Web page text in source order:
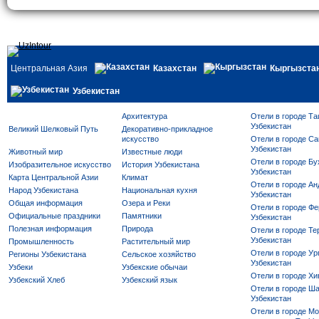
Центральная Азия Казахстан
Узбекистан
Архитектура
Великий Шелковый Путь
Декоративно-прикладное
искусство
Животный мир
Известные люди
Изобразительное искусство
История Узбекистана
Карта Центральной Азии
Климат
Народ Узбекистана
Национальная кухня
Общая информация
Озера и Реки
Официальные праздники
Памятники
Полезная информация
Природа
Промышленность
Растительный мир
Регионы Узбекистана
Сельское хозяйство
Узбеки
Узбекские обычаи
Узбекский Хлеб
Узбекский язык
Отели в городе
Узбекистан
Отели в городе
Узбекистан
Отели в городе
Узбекистан
Отели в городе
Узбекистан
Отели в городе
Узбекистан
Отели в городе
Узбекистан
Отели в городе
Узбекистан
Отели в городе
Отели в городе
Узбекистан
Отели в городе